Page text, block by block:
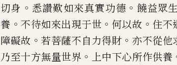
切身 。 悉讚歎如來真實功德 。 饒益眾生
養 。不待如來出現于世 。 何以故 。 住不
障礙故 。若菩薩不自力得財 。 亦不從他
乃至十方無量世界 。 上中下心所作供養